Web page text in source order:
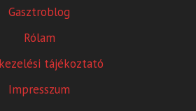
Gasztroblog
Rólam
tájékoztató
Impresszum